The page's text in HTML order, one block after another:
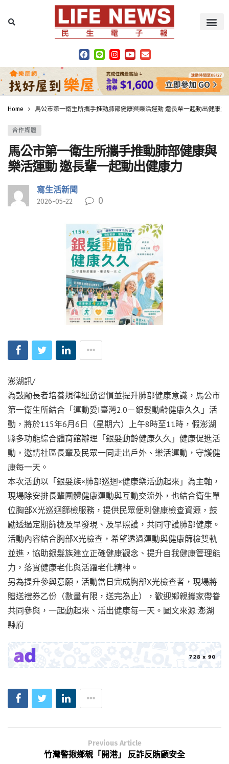
Home 馬公市第一衛生所攜手推動肺部健康與樂活運動 邀長輩一起動出健康力
合作媒體
馬公市第一衛生所攜手推動肺部健康與
樂活運動 邀長輩一起動出健康力
寫生活新聞
2026-05-22 0
澎湖訊/
為鼓勵長者培養規律運動習慣並提升肺部健康意識，馬公市
第一衛生所結合「運動愛I臺灣2.0－銀髮動齡健康久久」活
動，將於115年6月6日（星期六）上午8時至11時，假澎湖
縣多功能綜合體育館辦理「銀髮動齡健康久久」健康促進活
動，邀請社區長輩及民眾一同走出戶外、樂活運動，守護健
康每一天。
本次活動以「銀髮族×肺部巡迴×健康樂活動起來」為主軸，
現場除安排長輩團體健康運動與互動交流外，也結合衛生單
位胸部X光巡迴篩檢服務，提供民眾便利健康檢查資源，鼓
勵透過定期篩檢及早發現、及早照護，共同守護肺部健康。
活動內容結合胸部X光檢查，希望透過運動與健康篩檢雙軌
並進，協助銀髮族建立正確健康觀念、提升自我健康管理能
力，落實健康老化與活躍老化精神。
另為提升參與意願，活動當日完成胸部X光檢查者，現場將
贈送禮券乙份（數量有限，送完為止），歡迎鄉親攜家帶眷
共同參與，一起動起來、活出健康每一天。圖文來源:澎湖
縣府
Previous Article
竹灣警揪鄉親「開港」 反詐反賄顧安全